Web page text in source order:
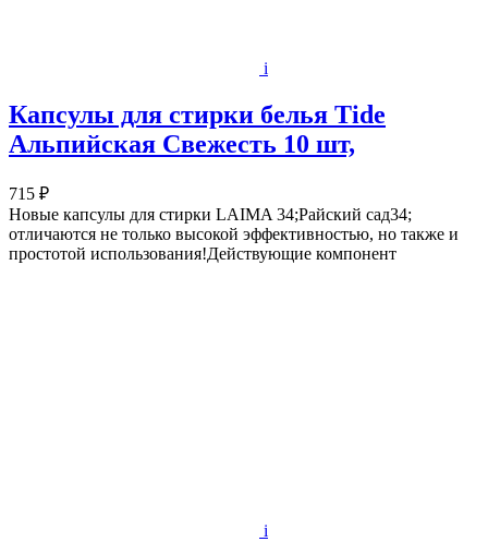
i
Капсулы для стирки белья Tide
Альпийская Cвежесть 10 шт,
715 ₽
Новые капсулы для стирки LAIMA 34;Райский сад34;
отличаются не только высокой эффективностью, но также и
простотой использования!Действующие компонент
i